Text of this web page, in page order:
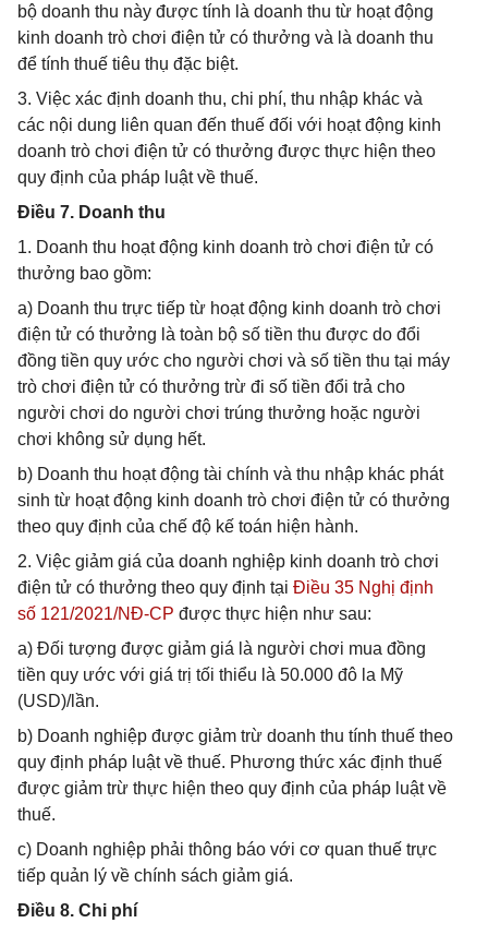
bộ doanh thu này được tính là doanh thu từ hoạt động
kinh doanh trò chơi điện tử có thưởng và là doanh thu
để tính thuế tiêu thụ đặc biệt.
3. Việc xác định doanh thu, chi phí, thu nhập khác và
các nội dung liên quan đến thuế đối với hoạt động kinh
doanh trò chơi điện tử có thưởng được thực hiện theo
quy định của pháp luật về thuế.
Điều 7. Doanh thu
1. Doanh thu hoạt động kinh doanh trò chơi điện tử có
thưởng bao gồm:
a) Doanh thu trực tiếp từ hoạt động kinh doanh trò chơi
điện tử có thưởng là toàn bộ số tiền thu được do đổi
đồng tiền quy ước cho người chơi và số tiền thu tại máy
trò chơi điện tử có thưởng trừ đi số tiền đổi trả cho
người chơi do người chơi trúng thưởng hoặc người
chơi không sử dụng hết.
b) Doanh thu hoạt động tài chính và thu nhập khác phát
sinh từ hoạt động kinh doanh trò chơi điện tử có thưởng
theo quy định của chế độ kế toán hiện hành.
2. Việc giảm giá của doanh nghiệp kinh doanh trò chơi
điện tử có thưởng theo quy định tại Điều 35 Nghị định
số 121/2021/NĐ-CP được thực hiện như sau:
a) Đối tượng được giảm giá là người chơi mua đồng
tiền quy ước với giá trị tối thiểu là 50.000 đô la Mỹ
(USD)/lần.
b) Doanh nghiệp được giảm trừ doanh thu tính thuế theo
quy định pháp luật về thuế. Phương thức xác định thuế
được giảm trừ thực hiện theo quy định của pháp luật về
thuế.
c) Doanh nghiệp phải thông báo với cơ quan thuế trực
tiếp quản lý về chính sách giảm giá.
Điều 8. Chi phí